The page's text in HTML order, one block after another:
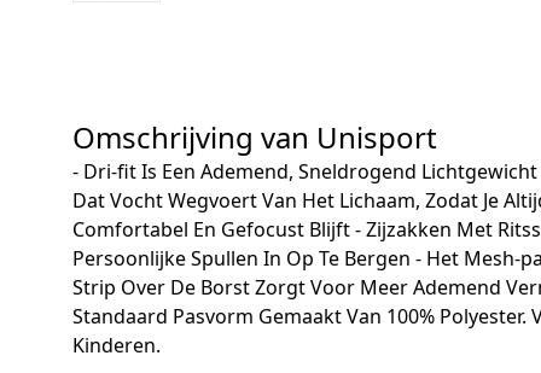
Omschrijving van Unisport
- Dri-fit Is Een Ademend, Sneldrogend
Dat Vocht Wegvoert Van Het Lichaam, Zodat Je
Comfortabel En Gefocust Blijft - Zijzakken Met
Persoonlijke Spullen In Op Te Bergen - Het Mesh-
Strip Over De Borst Zorgt Voor Meer Ademend
Standaard Pasvorm Gemaakt Van 100% Polyester.
Kinderen.